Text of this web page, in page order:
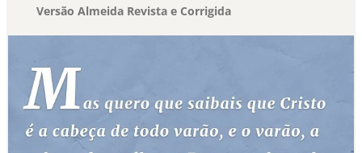
Versão Almeida Revista e Corrigida